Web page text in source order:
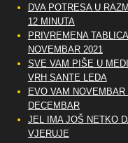
DVA POTRESA U
12 MINUTA
PRIVREMENA
NOVEMBAR 2021
SVE VAM PIŠE U
VRH SANTE LEDA
EVO VAM NOVEMBAR I
DECEMBAR
JEL IMA JOŠ NETKO
VJERUJE